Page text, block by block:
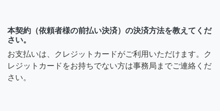
本契約（依頼者様の前払い決済）の決済方法を教えてくだ
さい。
お支払いは、クレジットカードがご利用いただけます。ク
レジットカードをお持ちでない方は事務局までご連絡くだ
さい。